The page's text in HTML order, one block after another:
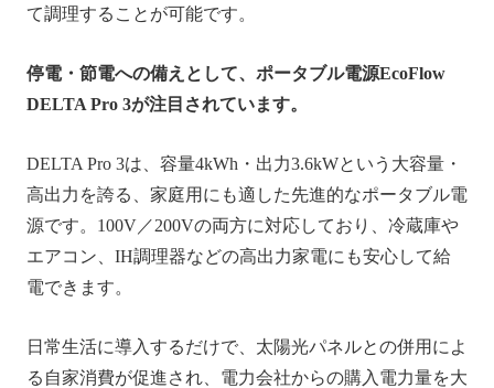
て調理することが可能です。
停電・節電への備えとして、ポータブル電源EcoFlow
DELTA Pro 3が注目されています。
DELTA Pro 3は、容量4kWh・出力3.6kWという大容量・
高出力を誇る、家庭用にも適した先進的なポータブル電
源です。100V／200Vの両方に対応しており、冷蔵庫や
エアコン、IH調理器などの高出力家電にも安心して給
電できます。
日常生活に導入するだけで、太陽光パネルとの併用によ
る自家消費が促進され、電力会社からの購入電力量を大